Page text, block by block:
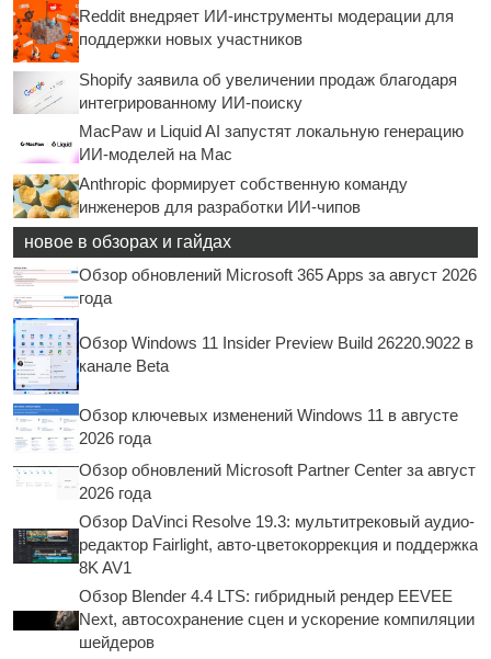
Reddit внедряет ИИ-инструменты модерации для
поддержки новых участников
Shopify заявила об увеличении продаж благодаря
интегрированному ИИ-поиску
MacPaw и Liquid AI запустят локальную генерацию
ИИ-моделей на Mac
Anthropic формирует собственную команду
инженеров для разработки ИИ-чипов
новое в обзорах и гайдах
Обзор обновлений Microsoft 365 Apps за август 2026
года
Обзор Windows 11 Insider Preview Build 26220.9022 в
канале Beta
Обзор ключевых изменений Windows 11 в августе
2026 года
Обзор обновлений Microsoft Partner Center за август
2026 года
Обзор DaVinci Resolve 19.3: мультитрековый аудио-
редактор Fairlight, авто-цветокоррекция и поддержка
8K AV1
Обзор Blender 4.4 LTS: гибридный рендер EEVEE
Next, автосохранение сцен и ускорение компиляции
шейдеров